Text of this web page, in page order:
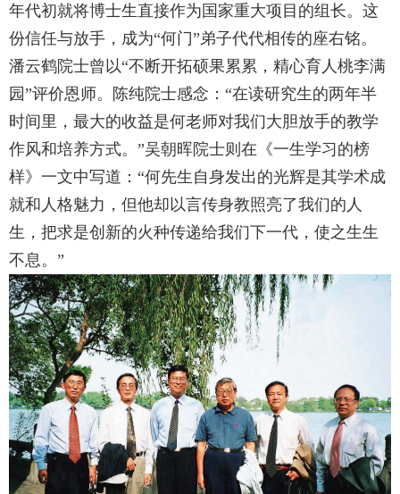
年代初就将博士生直接作为国家重大项目的组长。这
份信任与放手，成为“何门”弟子代代相传的座右铭。
潘云鹤院士曾以“不断开拓硕果累累，精心育人桃李满
园”评价恩师。陈纯院士感念：“在读研究生的两年半
时间里，最大的收益是何老师对我们大胆放手的教学
作风和培养方式。”吴朝晖院士则在《一生学习的榜
样》一文中写道：“何先生自身发出的光辉是其学术成
就和人格魅力，但他却以言传身教照亮了我们的人
生，把求是创新的火种传递给我们下一代，使之生生
不息。”